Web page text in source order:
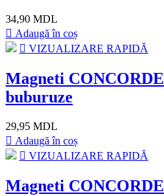
34,90 MDL
Adaugă în coș
VIZUALIZARE RAPIDĂ
Magneti
buburuze
29,95 MDL
Adaugă în coș
VIZUALIZARE RAPIDĂ
Magneti